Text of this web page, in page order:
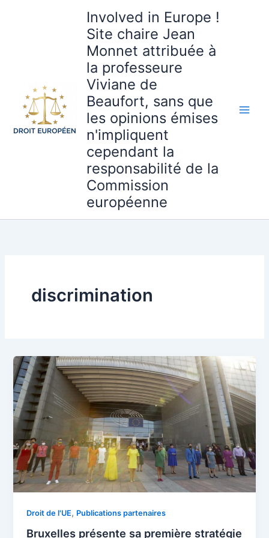
Involved in Europe !
Site chaire Jean
Monnet attribuée à
la professeure
Viviane de
Beaufort, sans que
les opinions émises
n'impliquent
cependant la
responsabilité de la
Commission
européenne
discrimination
Droit de l'UE, Publications partenaires
Bruxelles présente sa première stratégie